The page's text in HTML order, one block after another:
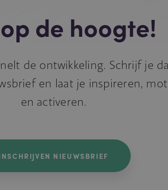
de hoogte!
de ontwikkeling. Schrijf je
en laat je inspireren,
en activeren.
NIEUWSBRIEF